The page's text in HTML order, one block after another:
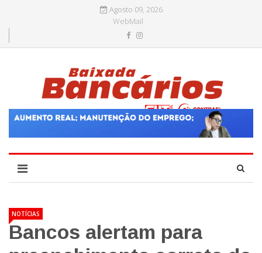
Agosto 09, 2026
WebMail
NOTÍCIAS
Bancos alertam para